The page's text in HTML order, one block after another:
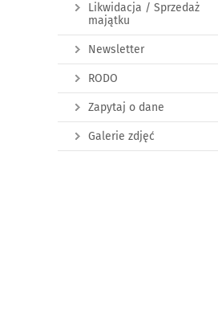
Likwidacja / Sprzedaż
majątku
Newsletter
RODO
Zapytaj o dane
Galerie zdjęć